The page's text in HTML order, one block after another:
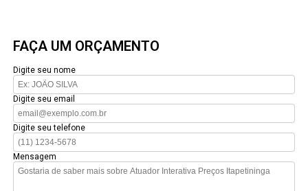
FAÇA UM ORÇAMENTO
Digite seu nome
Digite seu email
Digite seu telefone
Mensagem